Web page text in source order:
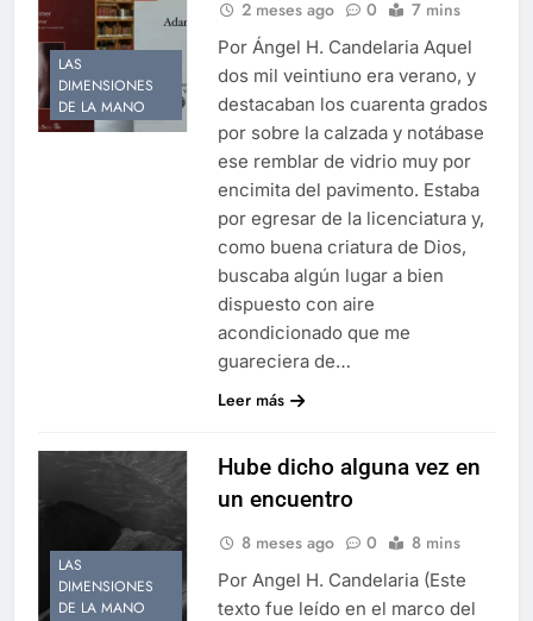
LAS
DIMENSIONES
DE LA MANO
2 meses ago 0 7 mins
Por Ángel H. Candelaria Aquel
dos mil veintiuno era verano, y
destacaban los cuarenta grados
por sobre la calzada y notábase
ese remblar de vidrio muy por
encimita del pavimento. Estaba
por egresar de la licenciatura y,
como buena criatura de Dios,
buscaba algún lugar a bien
dispuesto con aire
acondicionado que me
guareciera de…
Leer más
LAS
DIMENSIONES
DE LA MANO
Hube dicho alguna vez en
un encuentro
8 meses ago 0 8 mins
Por Angel H. Candelaria (Este
texto fue leído en el marco del